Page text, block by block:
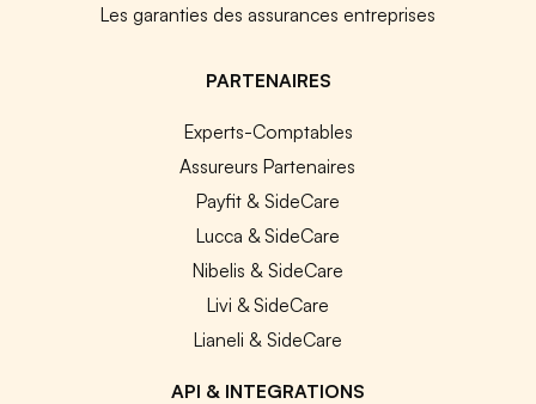
Les garanties des assurances entreprises
PARTENAIRES
Experts-Comptables
Assureurs Partenaires
Payfit & SideCare
Lucca & SideCare
Nibelis & SideCare
Livi & SideCare
Lianeli & SideCare
API & INTEGRATIONS